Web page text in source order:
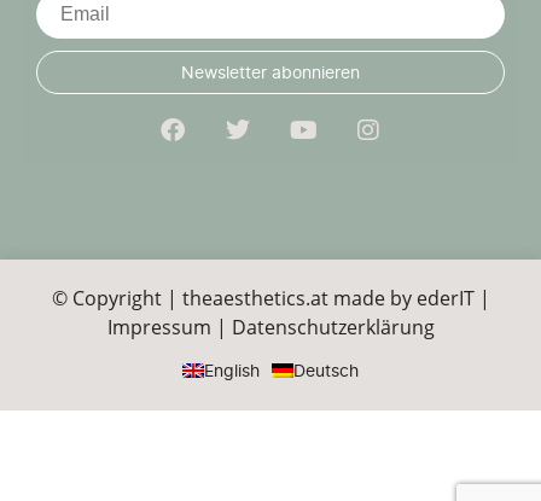
Newsletter abonnieren
© Copyright | theaesthetics.at made by ederIT|
Impressum | Datenschutzerklärung
English Deutsch